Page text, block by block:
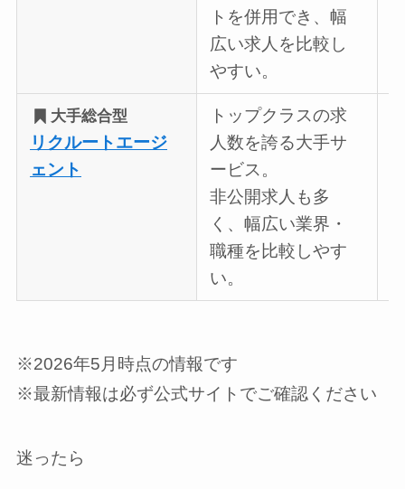
トを併用でき、幅
広い求人を比較し
やすい。
大手総合型
リクルートエージ
ェント
トップクラスの求
人数を誇る大手サ
ービス。
非公開求人も多
く、幅広い業界・
職種を比較しやす
い。
※2026年5月時点の情報です
※最新情報は必ず公式サイトでご確認ください
迷ったら